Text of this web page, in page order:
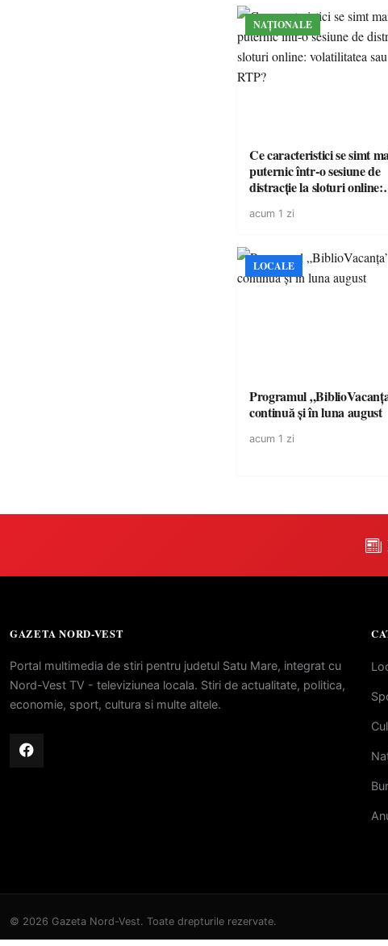
NAȚIONALE
Ce caracteristici se simt
puternic într-o sesiune de
distracție la sloturi online:
acum 1 zi
LOCALE
Programul
continuă și în luna august
acum 1 zi
GAZETA NORD-VEST
Portal multimedia de stiri pentru judetul Satu Mare, integrat cu
Nord-Vest TV - televiziunea locala. Stiri de actualitate, politica,
economie, sport, cultura si multe altele.
© 2026 Gazeta Nord-Vest. Toate drepturile rezervate.